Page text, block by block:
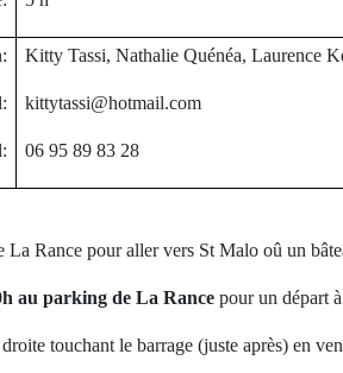
Kitty Tassi, Nathalie Quénéa, Laurence
kittytassi@hotmail.com
06 95 89 83 28
Rance pour aller vers St Malo oû un
au parking de La Rance pour un départ
touchant le barrage (juste après) en